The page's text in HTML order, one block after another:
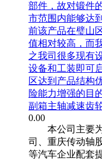
部件，故对锻件
市范围内能够达
前该产品在璧山
值相对较高，而
之我司很多现有
设备和工装即可
区达到产品结构
险能力增强的目的
副箱主轴减速齿
0.00
本公司主要为
司、重庆传动轴
等汽车企业配套